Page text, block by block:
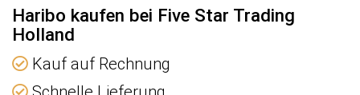
Haribo kaufen bei Five Star Trading
Holland
Kauf auf Rechnung